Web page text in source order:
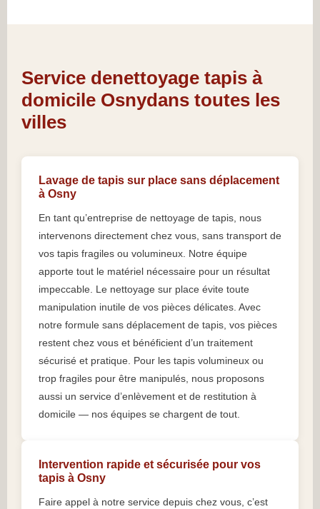
Service denettoyage tapis à
domicile Osnydans toutes les
villes
Lavage de tapis sur place sans déplacement
à Osny
En tant qu’entreprise de nettoyage de tapis, nous
intervenons directement chez vous, sans transport de
vos tapis fragiles ou volumineux. Notre équipe
apporte tout le matériel nécessaire pour un résultat
impeccable. Le nettoyage sur place évite toute
manipulation inutile de vos pièces délicates. Avec
notre formule sans déplacement de tapis, vos pièces
restent chez vous et bénéficient d’un traitement
sécurisé et pratique. Pour les tapis volumineux ou
trop fragiles pour être manipulés, nous proposons
aussi un service d’enlèvement et de restitution à
domicile — nos équipes se chargent de tout.
Intervention rapide et sécurisée pour vos
tapis à Osny
Faire appel à notre service depuis chez vous, c’est